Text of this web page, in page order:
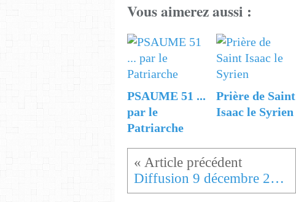
Vous aimerez aussi :
PSAUME 51 ...
par le
Patriarche
Prière de Saint
Isaac le Syrien
Diffusion 9 décembre 2025